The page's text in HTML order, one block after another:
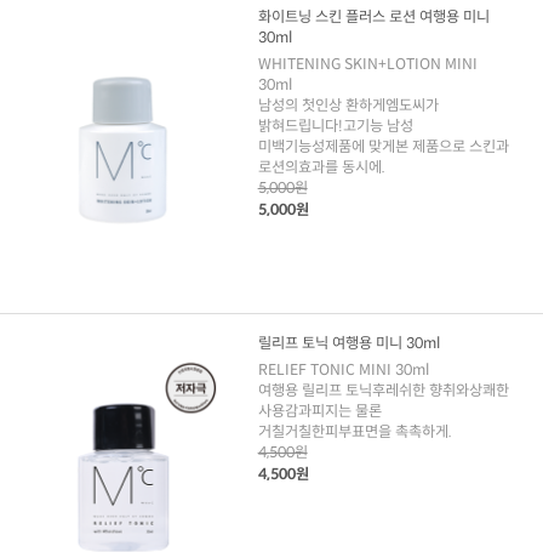
화이트닝 스킨 플러스 로션 여행용 미니
30ml
WHITENING SKIN+LOTION MINI
30ml
남성의 첫인상 환하게엠도씨가
밝혀드립니다!고기능 남성
미백기능성제품에 맞게본 제품으로 스킨과
로션의효과를 동시에.
5,000원
5,000원
릴리프 토닉 여행용 미니 30ml
RELIEF TONIC MINI 30ml
여행용 릴리프 토닉후레쉬한 향취와상쾌한
사용감과피지는 물론
거칠거칠한피부표면을 촉촉하게.
4,500원
4,500원